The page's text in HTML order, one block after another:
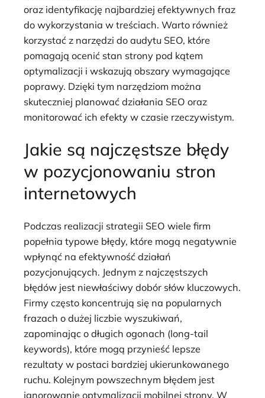
oraz identyfikację najbardziej efektywnych fraz
do wykorzystania w treściach. Warto również
korzystać z narzędzi do audytu SEO, które
pomagają ocenić stan strony pod kątem
optymalizacji i wskazują obszary wymagające
poprawy. Dzięki tym narzędziom można
skuteczniej planować działania SEO oraz
monitorować ich efekty w czasie rzeczywistym.
Jakie są najczęstsze błędy
w pozycjonowaniu stron
internetowych
Podczas realizacji strategii SEO wiele firm
popełnia typowe błędy, które mogą negatywnie
wpłynąć na efektywność działań
pozycjonujących. Jednym z najczęstszych
błędów jest niewłaściwy dobór słów kluczowych.
Firmy często koncentrują się na popularnych
frazach o dużej liczbie wyszukiwań,
zapominając o długich ogonach (long-tail
keywords), które mogą przynieść lepsze
rezultaty w postaci bardziej ukierunkowanego
ruchu. Kolejnym powszechnym błędem jest
ignorowanie optymalizacji mobilnej strony. W